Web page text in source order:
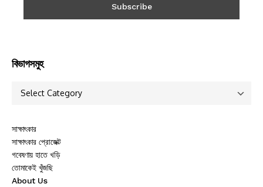
বিভাগসমুহ
সাক্ষাৎকার
সাক্ষাৎকার প্রোজেক্ট
গবেষণায় হাতে খড়ি
তোমাকেই খুঁজছি
About Us